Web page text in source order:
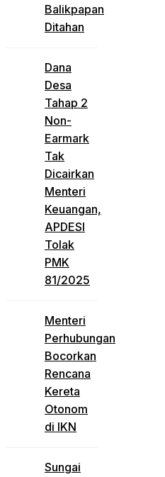
Balikpapan
Ditahan
Dana
Desa
Tahap 2
Non-
Earmark
Tak
Dicairkan
Menteri
Keuangan,
APDESI
Tolak
PMK
81/2025
Menteri
Perhubungan
Bocorkan
Rencana
Kereta
Otonom
di IKN
Sungai